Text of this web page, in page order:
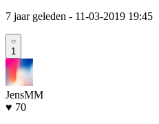
7 jaar geleden - 11-03-2019 19:45
1
JensMM
♥ 70